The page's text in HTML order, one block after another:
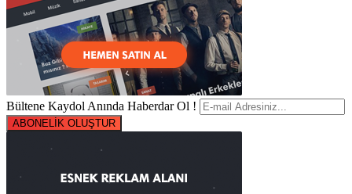
Bültene Kaydol Anında Haberdar Ol !
ABONELİK OLUŞTUR